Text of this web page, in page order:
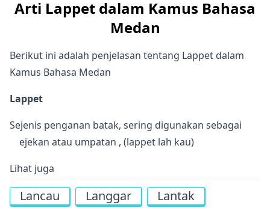
Arti Lappet dalam Kamus Bahasa
Medan
Berikut ini adalah penjelasan tentang Lappet dalam
Kamus Bahasa Medan
Lappet
Sejenis penganan batak, sering digunakan sebagai
ejekan atau umpatan , (lappet lah kau)
Lihat juga
Lancau Langgar
Lantak